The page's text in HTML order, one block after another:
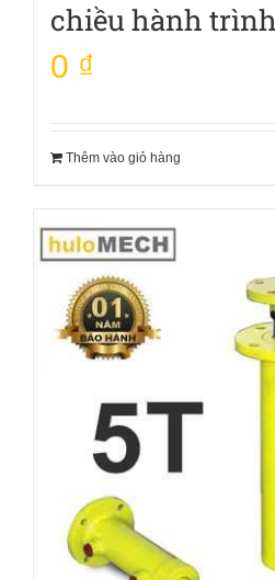
chiều hành
0 ₫
Thêm vào giỏ hàng